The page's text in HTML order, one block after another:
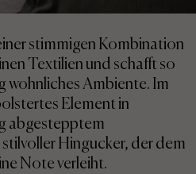
stimmigen Kombination
Textilien und schafft so
wohnliches Ambiente. Im
Element in
abgestepptem
Hingucker, der dem
Note verleiht.